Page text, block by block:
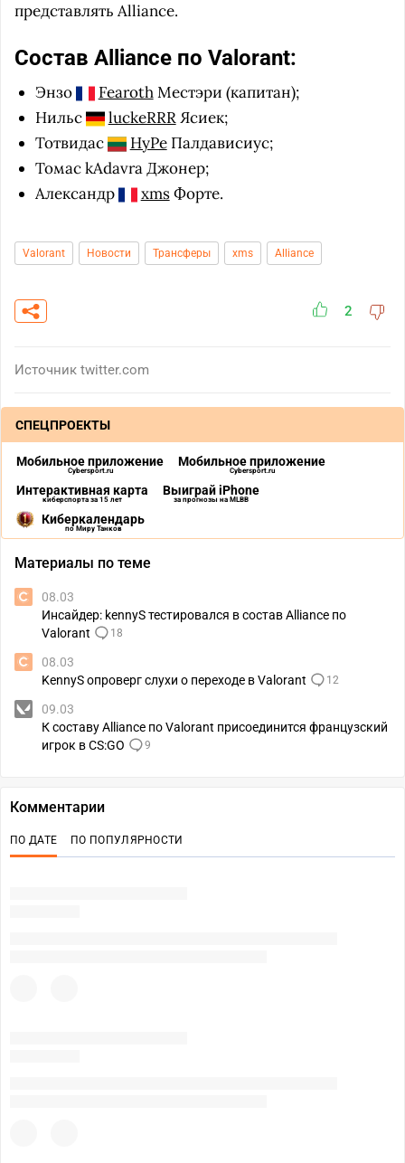
представлять Alliance.
Состав Alliance по Valorant:
Энзо FearothМестэри (капитан);
Нильс
luckeRRRЯсиек;
Тотвидас
HyPeПалдависиус;
Томас kAdavra Джонер;
Александр
xmsФорте.
Valorant Новости Трансферы xms Alliance
2
Источник twitter.com
СПЕЦПРОЕКТЫ
Мобильное приложение
Cybersport.ru
Мобильное приложение
Cybersport.ru
Интерактивная карта
киберспорта за 15 лет
Выиграй iPhone
за прогнозы на MLBB
Киберкалендарь
по Миру Танков
Материалы по теме
08.03
Инсайдер: kennyS тестировался в состав Alliance по
Valorant
18
08.03
KennyS опроверг слухи о переходе в Valorant
12
09.03
К составу Alliance по Valorant присоединится французский
игрок в CS:GO
9
Комментарии
ПО ДАТЕ ПО ПОПУЛЯРНОСТИ